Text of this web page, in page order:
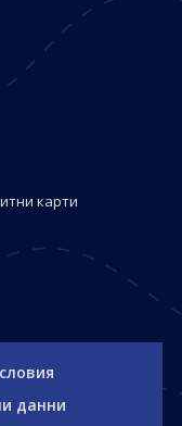
карти
данни